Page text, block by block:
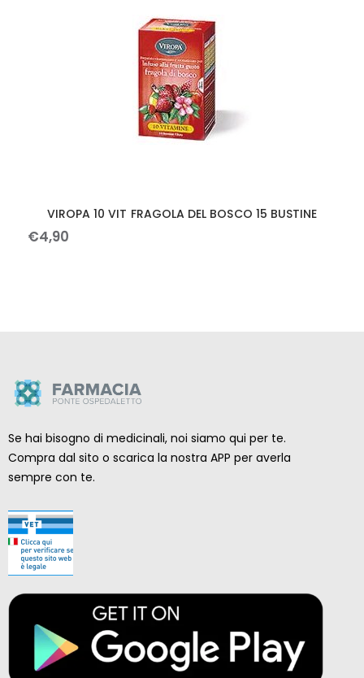
VIROPA 10 VIT FRAGOLA DEL BOSCO 15 BUSTINE
€4,90
Se hai bisogno di medicinali, noi siamo qui per te.
Compra dal sito o scarica la nostra APP per averla
sempre con te.